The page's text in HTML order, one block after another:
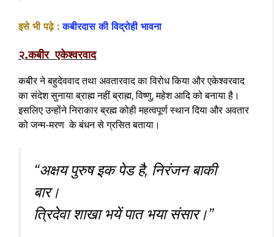
इसे भी पढ़े : कबीरदास की विद्रोही भावना
२.कबीर एकेश्वरवाद
कबीर ने बहुदेववाद तथा अवतारवाद का विरोध किया और एकेश्वरवाद
का संदेश सुनाया ब्राह्म नहीं ब्राह्म, विष्णु, महेश आदि को बनाया है।
इसलिए उन्होंने निराकार ब्रह्म कोही महत्वपूर्ण स्थान दिया और अवतार
को जन्म-मरण के बंधन से ग्रसित बताया।
“अक्षय पुरुष इक पेड है, निरंजन बाकी
बार।
त्रिदेवा शाखा भयें पात भया संसार।”